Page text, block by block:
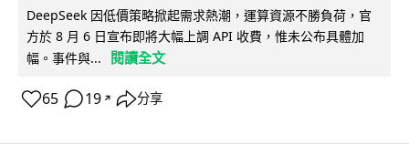
DeepSeek 因低價策略掀起需求熱潮，運算資源不勝負荷，官
方於 8 月 6 日宣布即將大幅上調 API 收費，惟未公布具體加
幅。事件與...
閱讀全文
65 19 ↗ 分享